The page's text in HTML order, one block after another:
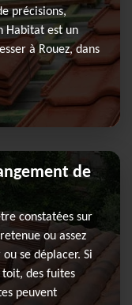
précisions,
Habitat est un
à Rouez, dans
de
constatées sur
ou assez
se déplacer. Si
toit, des fuites
peuvent